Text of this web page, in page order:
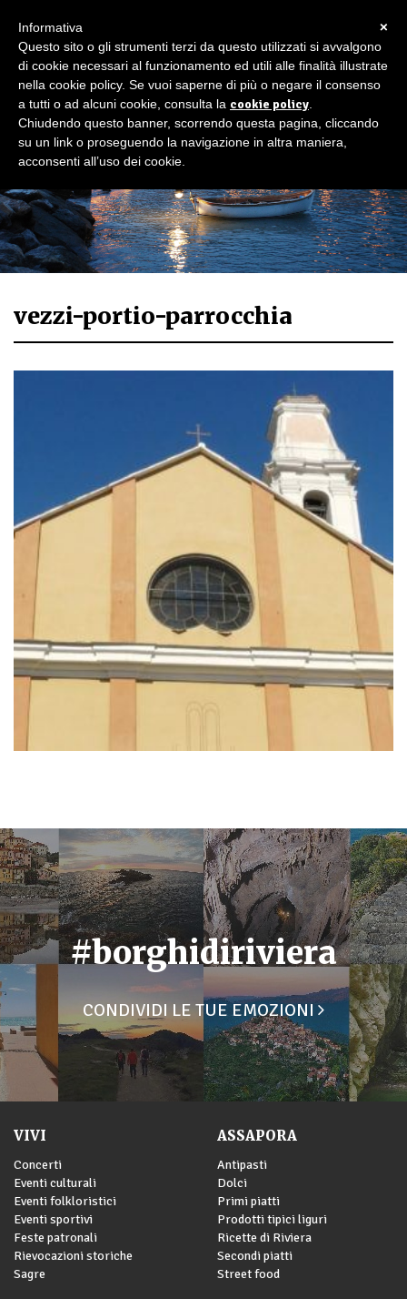
vezzi-portio-parrocchia
#borghidiriviera
CONDIVIDI LE TUE EMOZIONI
VIVI
Concerti
Eventi culturali
Eventi folkloristici
Eventi sportivi
Feste patronali
Rievocazioni storiche
Sagre
ASSAPORA
Antipasti
Dolci
Primi piatti
Prodotti tipici liguri
Ricette di Riviera
Secondi piatti
Street food
×
Informativa
Questo sito o gli strumenti terzi da questo utilizzati si avvalgono
di cookie necessari al funzionamento ed utili alle finalità illustrate
nella cookie policy. Se vuoi saperne di più o negare il consenso
a tutti o ad alcuni cookie, consulta la cookie policy
Chiudendo questo banner, scorrendo questa pagina, cliccando
su un link o proseguendo la navigazione in altra maniera,
acconsenti all’uso dei cookie.